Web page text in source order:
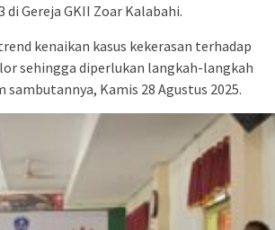
Gereja GKII Zoar Kalabahi.
kenaikan kasus kekerasan terhadap
sehingga diperlukan langkah-langkah
Kamis 28 Agustus 2025.